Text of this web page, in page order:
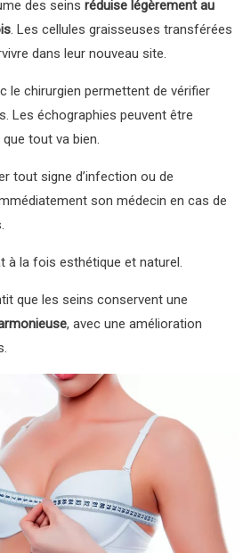
des seinsréduise légèrement au
. Les cellules graisseuses transférées
dans leur nouveau site.
le chirurgien permettent de vérifier
Les échographies peuvent être
tout va bien.
tout signe d’infection ou de
son médecin en cas de
à la fois esthétique et naturel.
que les seins conservent une
, avec une amélioration